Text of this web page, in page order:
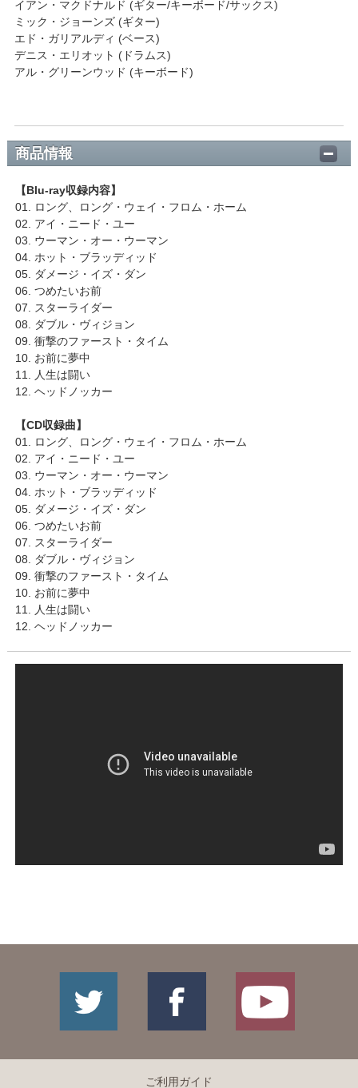
イアン・マクドナルド (ギター/キーボード/サックス)
ミック・ジョーンズ (ギター)
エド・ガリアルディ (ベース)
デニス・エリオット (ドラムス)
アル・グリーンウッド (キーボード)
商品情報
【Blu-ray収録内容】
01. ロング、ロング・ウェイ・フロム・ホーム
02. アイ・ニード・ユー
03. ウーマン・オー・ウーマン
04. ホット・ブラッディッド
05. ダメージ・イズ・ダン
06. つめたいお前
07. スターライダー
08. ダブル・ヴィジョン
09. 衝撃のファースト・タイム
10. お前に夢中
11. 人生は闘い
12. ヘッドノッカー
【CD収録曲】
01. ロング、ロング・ウェイ・フロム・ホーム
02. アイ・ニード・ユー
03. ウーマン・オー・ウーマン
04. ホット・ブラッディッド
05. ダメージ・イズ・ダン
06. つめたいお前
07. スターライダー
08. ダブル・ヴィジョン
09. 衝撃のファースト・タイム
10. お前に夢中
11. 人生は闘い
12. ヘッドノッカー
ご利用ガイド